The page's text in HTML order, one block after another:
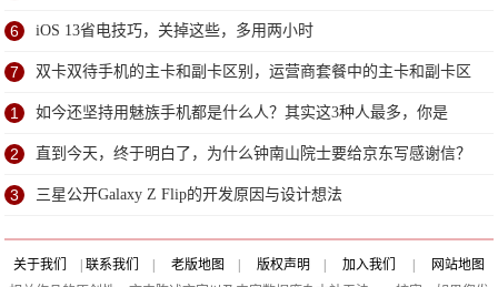
6 iOS 13省电技巧，关掉这些，多用两小时
7 双卡双待手机的主卡和副卡区别，运营商套餐中的主卡和副卡区
别
1 如今还坚持用魅族手机都是什么人？其实这3种人最多，你是
吗？
2 直到今天，终于明白了，为什么钟南山院士要给京东写感谢信？
3 三星公开Galaxy Z Flip的开发原因与设计想法
关于我们 联系我们 老版地图 版权声明 加入我们
网站地图